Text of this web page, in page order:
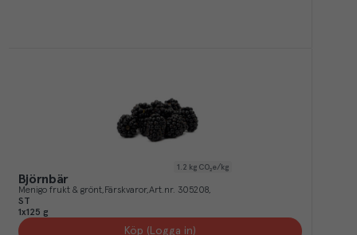
1.2 kg CO₂e/kg
Björnbär
Menigo frukt & grönt Färskvaror Art.nr. 305208
ST
1x125 g
Köp (Logga in)